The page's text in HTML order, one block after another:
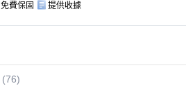
免費保固 提供收據
(76)